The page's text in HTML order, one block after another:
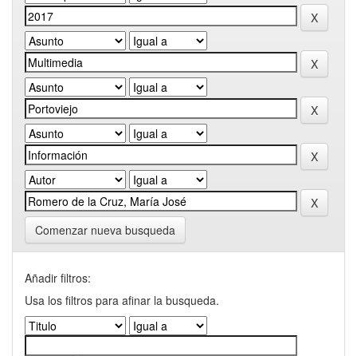
Comenzar nueva busqueda
Añadir filtros:
Usa los filtros para afinar la busqueda.